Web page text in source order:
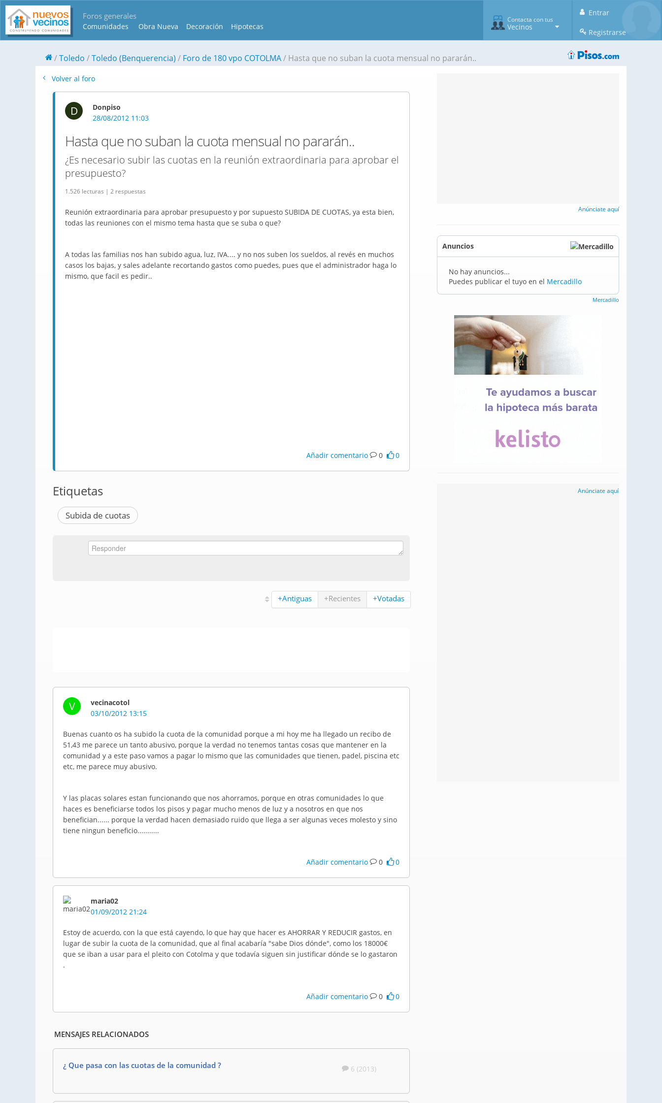
Foros generales
Comunidades Obra Nueva Decoración Hipotecas
Entrar
Registrarse
Contacta con tus
Vecinos
Toledo Toledo (Benquerencia) Foro de 180 vpo COTOLMA Hasta que no suban la cuota mensual no pararán..
Volver al foro
D
Donpiso
28/08/2012 11:03
Hasta que no suban la cuota mensual no pararán..
¿Es necesario subir las cuotas en la reunión extraordinaria para aprobar el
presupuesto?
1.526 lecturas | 2 respuestas
Reunión extraordinaria para aprobar presupuesto y por supuesto SUBIDA DE CUOTAS, ya esta bien,
todas las reuniones con el mismo tema hasta que se suba o que?
A todas las familias nos han subido agua, luz, IVA.... y no nos suben los sueldos, al revés en muchos
casos los bajas, y sales adelante recortando gastos como puedes, pues que el administrador haga lo
mismo, que facil es pedir..
Añadir comentario 0 0
Etiquetas
Subida de cuotas
+Antiguas +Recientes +Votadas
V
vecinacotol
03/10/2012 13:15
Buenas cuanto os ha subido la cuota de la comunidad porque a mi hoy me ha llegado un recibo de
51,43 me parece un tanto abusivo, porque la verdad no tenemos tantas cosas que mantener en la
comunidad y a este paso vamos a pagar lo mismo que las comunidades que tienen, padel, piscina etc
etc, me parece muy abusivo.
Y las placas solares estan funcionando que nos ahorramos, porque en otras comunidades lo que
haces es beneficiarse todos los pisos y pagar mucho menos de luz y a nosotros en que nos
benefician...... porque la verdad hacen demasiado ruido que llega a ser algunas veces molesto y sino
tiene ningun beneficio...........
Añadir comentario 0 0
maria02
01/09/2012 21:24
Estoy de acuerdo, con la que está cayendo, lo que hay que hacer es AHORRAR Y REDUCIR gastos, en
lugar de subir la cuota de la comunidad, que al final acabaría "sabe Dios dónde", como los 18000€
que se iban a usar para el pleito con Cotolma y que todavía siguen sin justificar dónde se lo gastaron
.
Añadir comentario 0 0
MENSAJES RELACIONADOS
¿ Que pasa con las cuotas de la comunidad ? 6 (2013)
Anúnciate aquí
Anuncios
No hay anuncios...
Puedes publicar el tuyo en el Mercadillo
Mercadillo
Anúnciate aquí